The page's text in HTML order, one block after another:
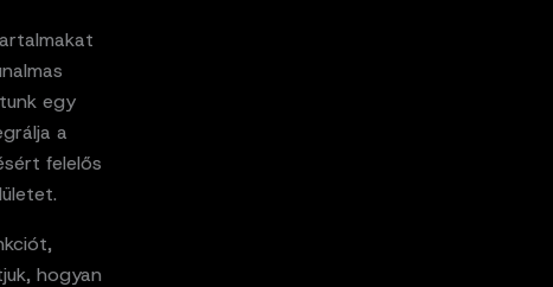
egy
a
felelős
hogyan